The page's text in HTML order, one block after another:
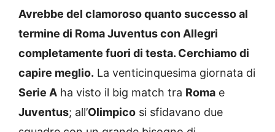
Avrebbe del clamoroso quanto successo al
termine di Roma Juventus con Allegri
completamente fuori di testa. Cerchiamo di
capire meglio. La venticinquesima giornata di
Serie A ha visto il big match tra Roma e
Juventus; all’Olimpico si sfidavano due